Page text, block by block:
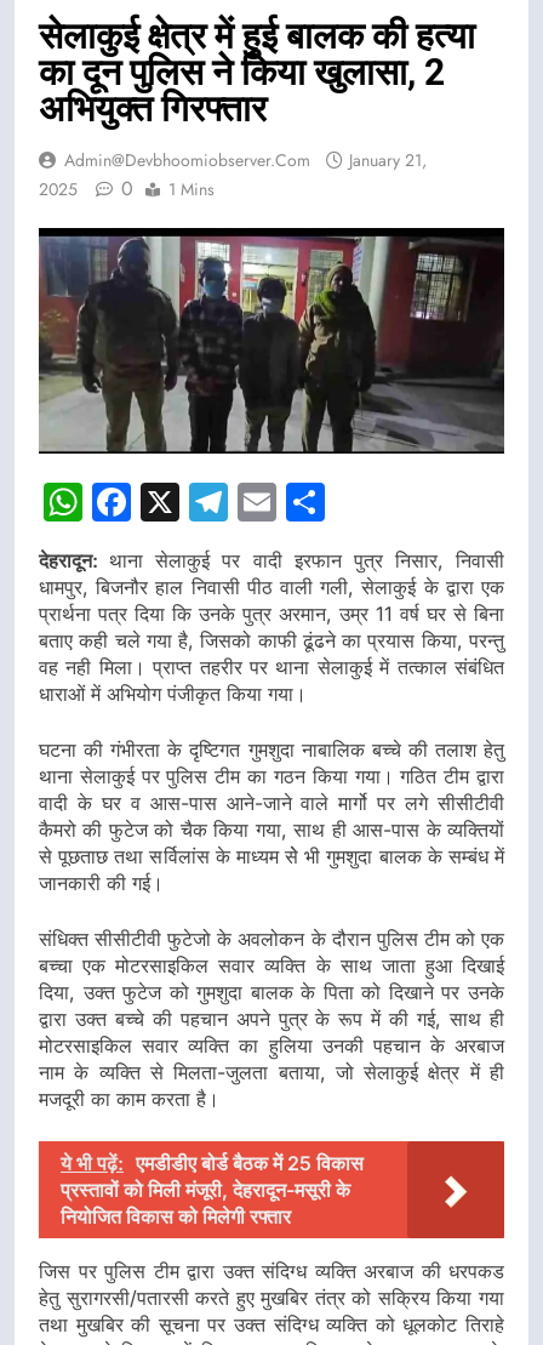
सेलाकुई क्षेत्र में हुई बालक की हत्या
का दून पुलिस ने किया खुलासा, 2
अभियुक्त गिरफ्तार
Admin@devbhoomiobserver.com
January 21,
2025
0 1 Mins
WhatsApp
Facebook
X Telegram
Email
देहरादून: थाना सेलाकुई पर वादी इरफान पुत्र निसार, निवासी
धामपुर, बिजनौर हाल निवासी पीठ वाली गली, सेलाकुई के द्वारा एक
प्रार्थना पत्र दिया कि उनके पुत्र अरमान, उम्र 11 वर्ष घर से बिना
बताए कही चले गया है, जिसको काफी ढूंढने का प्रयास किया, परन्तु
वह नही मिला। प्राप्त तहरीर पर थाना सेलाकुई में तत्काल संबंधित
धाराओं में अभियोग पंजीकृत किया गया।
घटना की गंभीरता के दृष्टिगत गुमशुदा नाबालिक बच्चे की तलाश हेतु
थाना सेलाकुई पर पुलिस टीम का गठन किया गया। गठित टीम द्वारा
वादी के घर व आस-पास आने-जाने वाले मार्गो पर लगे सीसीटीवी
कैमरो की फुटेज को चैक किया गया, साथ ही आस-पास के व्यक्तियों
से पूछताछ तथा सर्विलांस के माध्यम सेे भी गुमशुदा बालक के सम्बंध में
जानकारी की गई।
संधिक्त सीसीटीवी फुटेजो के अवलोकन के दौरान पुलिस टीम को एक
बच्चा एक मोटरसाइकिल सवार व्यक्ति के साथ जाता हुआ दिखाई
दिया, उक्त फुटेज को गुमशुदा बालक के पिता को दिखाने पर उनके
द्वारा उक्त बच्चे की पहचान अपने पुत्र के रूप में की गई, साथ ही
मोटरसाइकिल सवार व्यक्ति का हुलिया उनकी पहचान के अरबाज
नाम के व्यक्ति से मिलता-जुलता बताया, जो सेलाकुई क्षेत्र में ही
मजदूरी का काम करता है।
ये भी पढ़ें: एमडीडीए बोर्ड बैठक में 25 विकास
प्रस्तावों को मिली मंजूरी, देहरादून-मसूरी के
नियोजित विकास को मिलेगी रफ्तार
जिस पर पुलिस टीम द्वारा उक्त संदिग्ध व्यक्ति अरबाज की धरपकड
हेतु सुरागरसी/पतारसी करते हुए मुखबिर तंत्र को सक्रिय किया गया
तथा मुखबिर की सूचना पर उक्त संदिग्ध व्यक्ति को धूलकोट तिराहे